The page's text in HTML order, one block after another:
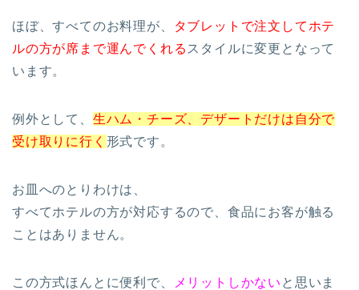
ほぼ、すべてのお料理が、
タブレットで注文してホテ
ルの方が席まで運んでくれる スタイルに変更となって
います。
例外として、 生ハム・チーズ、デザートだけは自分で
受け取りに行く 形式です。
お皿へのとりわけは、
すべてホテルの方が対応するので、食品にお客が触る
ことはありません。
この方式ほんとに便利で、 メリットしかない と思いま